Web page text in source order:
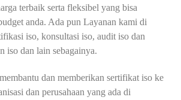
terbaik serta fleksibel yang bisa
anda. Ada pun Layanan kami di
iso, konsultasi iso, audit iso dan
iso dan lain sebagainya.
dan memberikan sertifikat iso ke
dan perusahaan yang ada di